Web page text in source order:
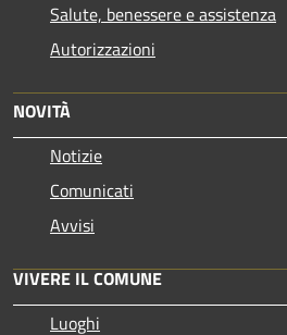
Salute, benessere e assistenza
Autorizzazioni
NOVITÀ
Notizie
Comunicati
Avvisi
VIVERE IL COMUNE
Luoghi